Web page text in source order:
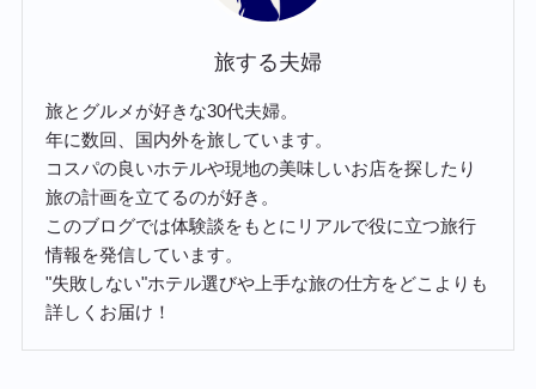
旅する夫婦
旅とグルメが好きな30代夫婦。
年に数回、国内外を旅しています。
コスパの良いホテルや現地の美味しいお店を探したり
旅の計画を立てるのが好き。
このブログでは体験談をもとにリアルで役に立つ旅行
情報を発信しています。
"失敗しない"ホテル選びや上手な旅の仕方をどこよりも
詳しくお届け！